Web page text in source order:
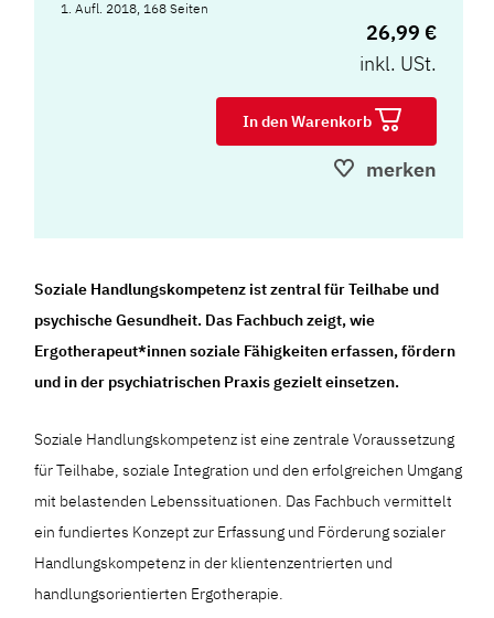
1. Aufl. 2018, 168 Seiten
26,99 €
inkl. USt.
In den Warenkorb
merken
Soziale Handlungskompetenz ist zentral für Teilhabe und
psychische Gesundheit. Das Fachbuch zeigt, wie
Ergotherapeut*innen soziale Fähigkeiten erfassen, fördern
und in der psychiatrischen Praxis gezielt einsetzen.
Soziale Handlungskompetenz ist eine zentrale Voraussetzung
für Teilhabe, soziale Integration und den erfolgreichen Umgang
mit belastenden Lebenssituationen. Das Fachbuch vermittelt
ein fundiertes Konzept zur Erfassung und Förderung sozialer
Handlungskompetenz in der klientenzentrierten und
handlungsorientierten Ergotherapie.